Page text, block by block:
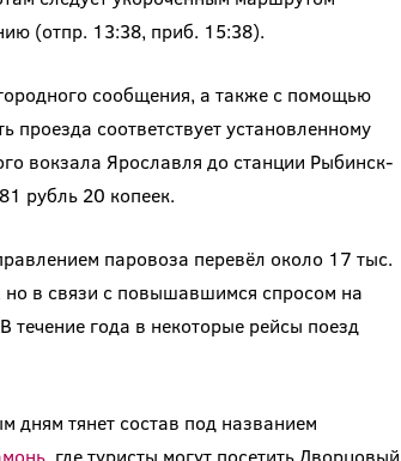
(отпр. 13:38, приб. 15:38).
сообщения, а также с помощью
соответствует установленному
вокзала Ярославля до станции Рыбинск-
рубль 20 копеек.
паровоза перевёл около 17 тыс.
но в связи с повышавшимся спросом на
течение года в некоторые рейсы поезд
тянет состав под названием
, где туристы могут посетить Дворцовый